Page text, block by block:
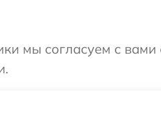
мы согласуем с